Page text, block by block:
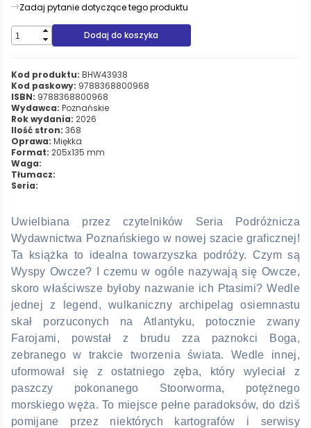
Zadaj pytanie dotyczące tego produktu
Dodaj do koszyka
Kod produktu: BHW43938
Kod paskowy: 9788368800968
ISBN: 9788368800968
Wydawca: Poznańskie
Rok wydania: 2026
Ilość stron: 368
Oprawa: Miękka
Format: 205x135 mm
Waga:
Tłumacz:
Seria:
Uwielbiana przez czytelników Seria Podróżnicza
Wydawnictwa Poznańskiego w nowej szacie graficznej!
Ta książka to idealna towarzyszka podróży. Czym są
Wyspy Owcze? I czemu w ogóle nazywają się Owcze,
skoro właściwsze byłoby nazwanie ich Ptasimi? Wedle
jednej z legend, wulkaniczny archipelag osiemnastu
skał porzuconych na Atlantyku, potocznie zwany
Farojami, powstał z brudu zza paznokci Boga,
zebranego w trakcie tworzenia świata. Wedle innej,
uformował się z ostatniego zęba, który wyleciał z
paszczy pokonanego Stoorworma, potężnego
morskiego węża. To miejsce pełne paradoksów, do dziś
pomijane przez niektórych kartografów i serwisy